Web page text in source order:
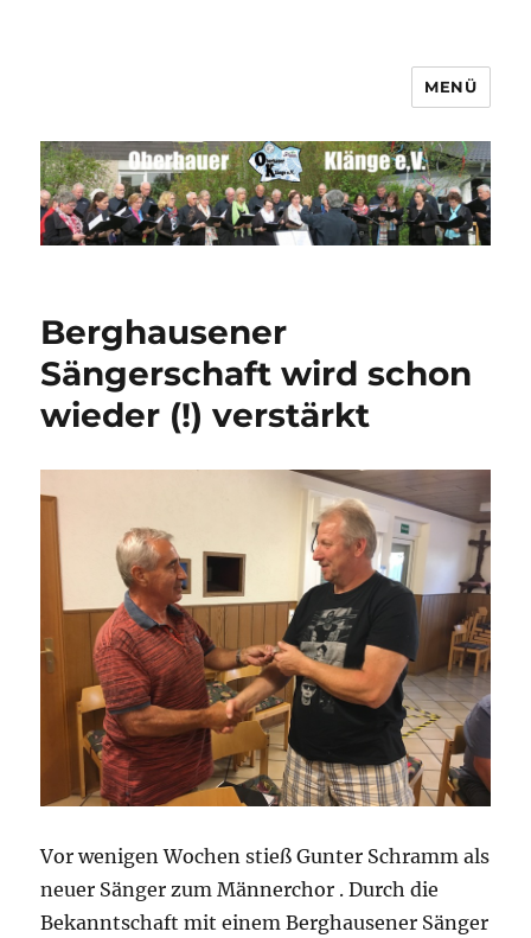
Männerchor Quirrenbach e.V.
MENÜ
Berghausener
Sängerschaft wird schon
wieder (!) verstärkt
Vor wenigen Wochen stieß Gunter Schramm als
neuer Sänger zum Männerchor .Durch die
Bekanntschaft mit einem Berghausener Sänger